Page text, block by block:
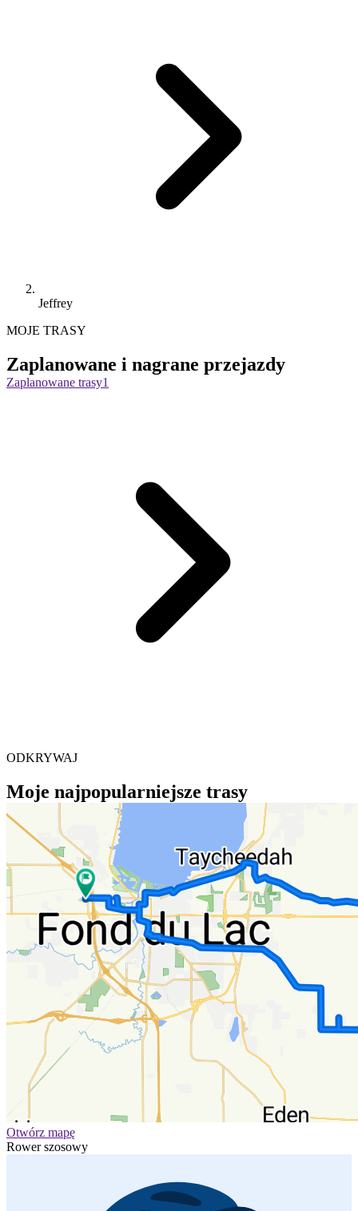
Jeffrey
MOJE TRASY
Zaplanowane i nagrane przejazdy
Zaplanowane trasy1
ODKRYWAJ
Moje najpopularniejsze trasy
Otwórz mapę
Rower szosowy